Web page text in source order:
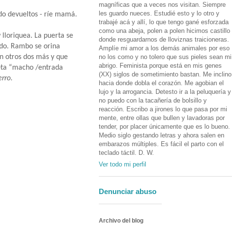
devueltos - ríe mamá.
lloriquea. La puerta se
Rambo se orina
otros dos más y que
“macho /entrada
magníficas que a veces nos visitan. Siempre
les guardo nueces. Estudié esto y lo otro y
trabajé acá y allí, lo que tengo gané esforzada
como una abeja, polen a polen hicimos castillo
donde resguardarnos de lloviznas traicioneras.
Amplíe mi amor a los demás animales por eso
no los como y no tolero que sus pieles sean mi
abrigo. Feminista porque está en mis genes
(XX) siglos de sometimiento bastan. Me inclino
hacia donde dobla el corazón. Me agobian el
lujo y la arrogancia. Detesto ir a la peluquería y
no puedo con la tacañería de bolsillo y
reacción. Escribo a jirones lo que pasa por mi
mente, entre ollas que bullen y lavadoras por
tender, por placer únicamente que es lo bueno.
Medio siglo gestando letras y ahora salen en
embarazos múltiples. Es fácil el parto con el
teclado táctil. D. W.
Ver todo mi perfil
Denunciar abuso
Archivo del blog